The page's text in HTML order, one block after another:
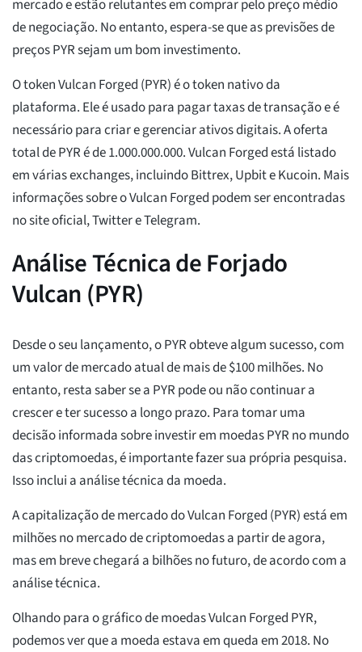
mercado e estão relutantes em comprar pelo preço médio
de negociação. No entanto, espera-se que as previsões de
preços PYR sejam um bom investimento.
O token Vulcan Forged (PYR) é o token nativo da
plataforma. Ele é usado para pagar taxas de transação e é
necessário para criar e gerenciar ativos digitais. A oferta
total de PYR é de 1.000.000.000. Vulcan Forged está listado
em várias exchanges, incluindo Bittrex, Upbit e Kucoin. Mais
informações sobre o Vulcan Forged podem ser encontradas
no site oficial, Twitter e Telegram.
Análise Técnica de Forjado
Vulcan (PYR)
Desde o seu lançamento, o PYR obteve algum sucesso, com
um valor de mercado atual de mais de $100 milhões. No
entanto, resta saber se a PYR pode ou não continuar a
crescer e ter sucesso a longo prazo. Para tomar uma
decisão informada sobre investir em moedas PYR no mundo
das criptomoedas, é importante fazer sua própria pesquisa.
Isso inclui a análise técnica da moeda.
A capitalização de mercado do Vulcan Forged (PYR) está em
milhões no mercado de criptomoedas a partir de agora,
mas em breve chegará a bilhões no futuro, de acordo com a
análise técnica.
Olhando para o gráfico de moedas Vulcan Forged PYR,
podemos ver que a moeda estava em queda em 2018. No